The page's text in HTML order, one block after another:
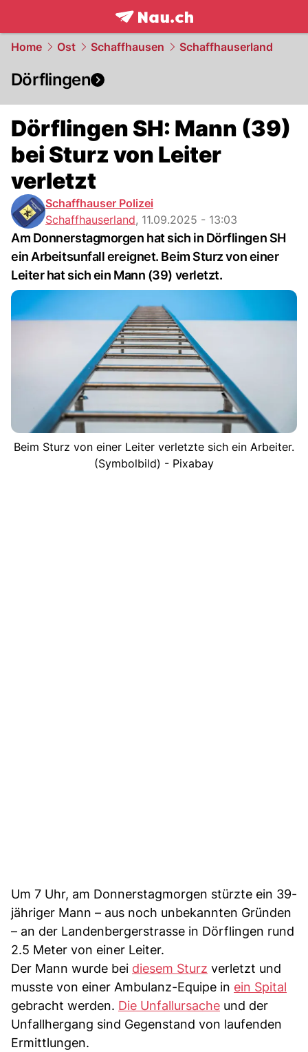
frontpage.NAU.ch
Home Ost Schaffhausen Schaffhauserland
Dörflingen
Dörflingen SH: Mann (39)
bei Sturz von Leiter
verletzt
Schaffhauser Polizei
Schaffhauserland, 11.09.2025 - 13:03
Am Donnerstagmorgen hat sich in Dörflingen SH
ein Arbeitsunfall ereignet. Beim Sturz von einer
Leiter hat sich ein Mann (39) verletzt.
Beim Sturz von einer Leiter verletzte sich ein Arbeiter.
(Symbolbild) - Pixabay
Um 7 Uhr, am Donnerstagmorgen stürzte ein 39-
jähriger Mann – aus noch unbekannten Gründen
– an der Landenbergerstrasse in Dörflingen rund
2.5 Meter von einer Leiter.
Der Mann wurde bei diesem Sturz verletzt und
musste von einer Ambulanz-Equipe in ein Spital
gebracht werden. Die Unfallursache und der
Unfallhergang sind Gegenstand von laufenden
Ermittlungen.